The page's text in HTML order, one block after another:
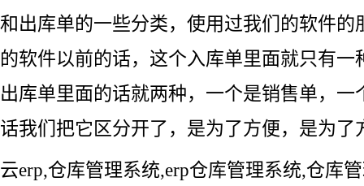
和出库单的一些分类，使用过我们的软件的
的软件以前的话，这个入库单里面就只有一
出库单里面的话就两种，一个是销售单，一
话我们把它区分开了，是为了方便，是为了
云erp,仓库管理系统,erp仓库管理系统,仓库